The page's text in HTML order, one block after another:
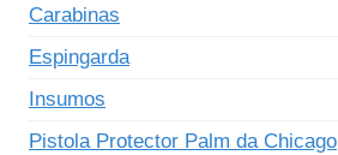
Carabinas
Espingarda
Insumos
Pistola Protector Palm da Chicago